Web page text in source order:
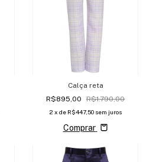
Calça reta
R$895,00
R$1.790,00
2 x de R$447,50 sem juros
Comprar